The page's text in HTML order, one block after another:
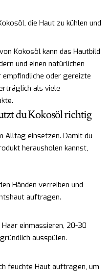
die Haut zu kühlen und
Kokosöl kann das Hautbild
und einen natürlichen
oder gereizte
als viele
du Kokosöl richtig
Alltag einsetzen. Damit du
herausholen kannst,
Händen verreiben und
auftragen.
einmassieren, 20-30
ausspülen.
feuchte Haut auftragen, um